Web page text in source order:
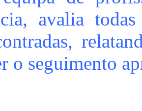
avalia
o seguimento